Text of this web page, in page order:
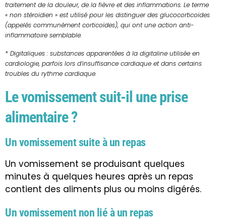
traitement de la douleur, de la fièvre et des inflammations. Le terme
« non stéroïdien » est utilisé pour les distinguer des glucocorticoïdes
(appelés communément corticoïdes), qui ont une action anti-
inflammatoire semblable.
* Digitaliques : substances apparentées à la digitaline utilisée en
cardiologie, parfois lors d’insuffisance cardiaque et dans certains
troubles du rythme cardiaque.
Le vomissement suit-il une prise
alimentaire ?
Un vomissement suite à un repas
Un vomissement se produisant quelques
minutes à quelques heures après un repas
contient des aliments plus ou moins digérés.
Un vomissement non lié à un repas